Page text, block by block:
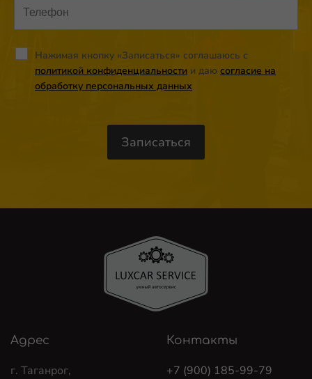
Нажимая кнопку «Записаться» соглашаюсь с
политикой конфиденциальности и даю согласие на
обработку персональных данных
Адрес
г. Таганрог,
Контакты
+7 (900) 185-99-79